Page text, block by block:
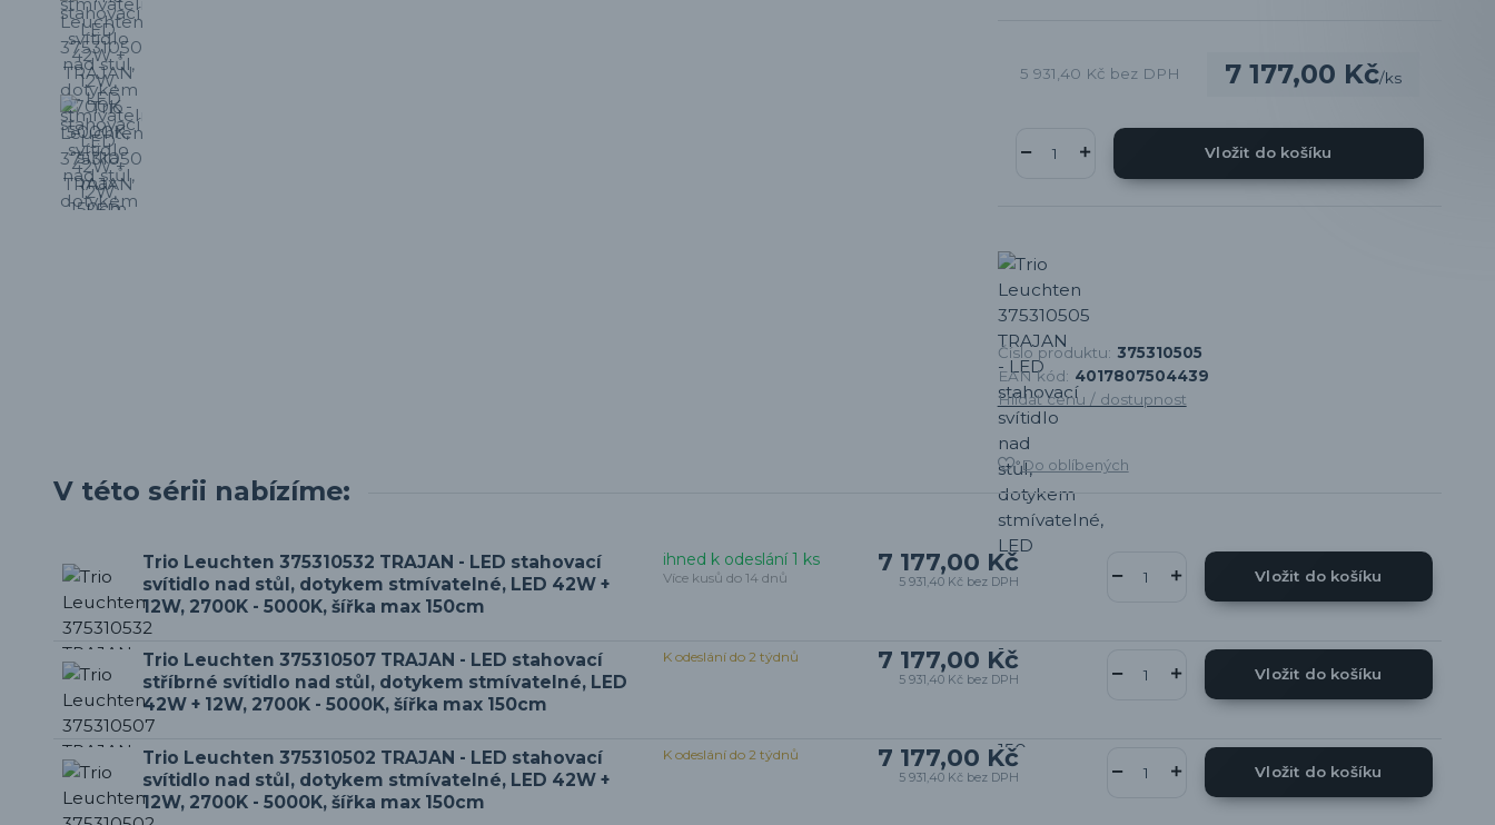
7 177,00 Kč/ks
5 931,40 Kč bez DPH
Vložit do košíku
Číslo produktu: 375310505
EAN kód: 4017807504439
Hlídat cenu / dostupnost
Do oblíbených
V této sérii nabízíme:
Trio Leuchten 375310532 TRAJAN - LED stahovací
svítidlo nad stůl, dotykem stmívatelné, LED 42W +
12W, 2700K - 5000K, šířka max 150cm
7 177,00 Kč
5 931,40 Kč bez DPH
ihned k odeslání 1 ks
Více kusů do 14 dnů Vložit do košíku
Trio Leuchten 375310507 TRAJAN - LED stahovací
stříbrné svítidlo nad stůl, dotykem stmívatelné, LED
42W + 12W, 2700K - 5000K, šířka max 150cm
7 177,00 Kč
5 931,40 Kč bez DPH
K odeslání do 2 týdnů
Vložit do košíku
Trio Leuchten 375310502 TRAJAN - LED stahovací
svítidlo nad stůl, dotykem stmívatelné, LED 42W +
12W, 2700K - 5000K, šířka max 150cm
7 177,00 Kč
5 931,40 Kč bez DPH
K odeslání do 2 týdnů
Vložit do košíku